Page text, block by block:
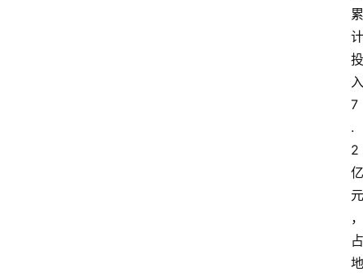
累
计
投
入
7
.
2
亿
元
，
占
地